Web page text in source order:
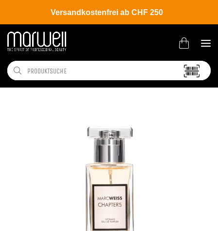
Versandkostenfrei ab CHF 250
Shop Brands Marc Weiss